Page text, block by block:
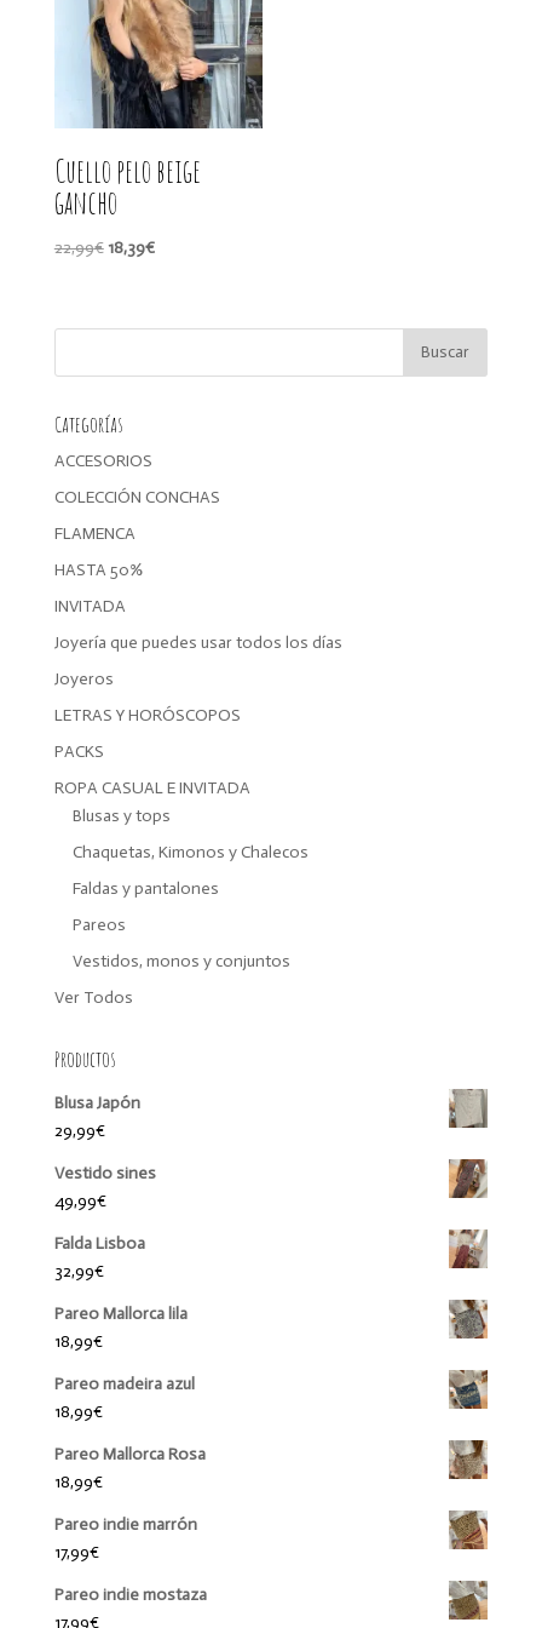
Cuello pelo beige
gancho
22,99€El
era:
18,39€El
es:
Categorías
ACCESORIOS
COLECCIÓN CONCHAS
FLAMENCA
HASTA 50%
INVITADA
Joyería que puedes usar todos los días
Joyeros
LETRAS Y HORÓSCOPOS
PACKS
ROPA CASUAL E INVITADA
Blusas y tops
Chaquetas, Kimonos y Chalecos
Faldas y pantalones
Pareos
Vestidos, monos y conjuntos
Ver Todos
Productos
Blusa Japón
29,99€
Vestido sines
49,99€
Falda Lisboa
32,99€
Pareo Mallorca lila
18,99€
Pareo madeira azul
18,99€
Pareo Mallorca Rosa
18,99€
Pareo indie marrón
17,99€
Pareo indie mostaza
17,99€